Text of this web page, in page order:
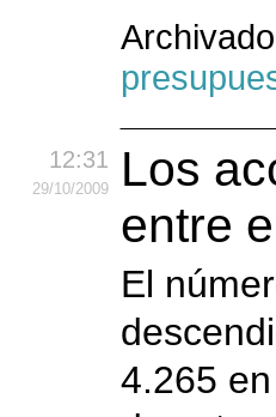
12:31
29/10/2009
Los
entre
El
4.265